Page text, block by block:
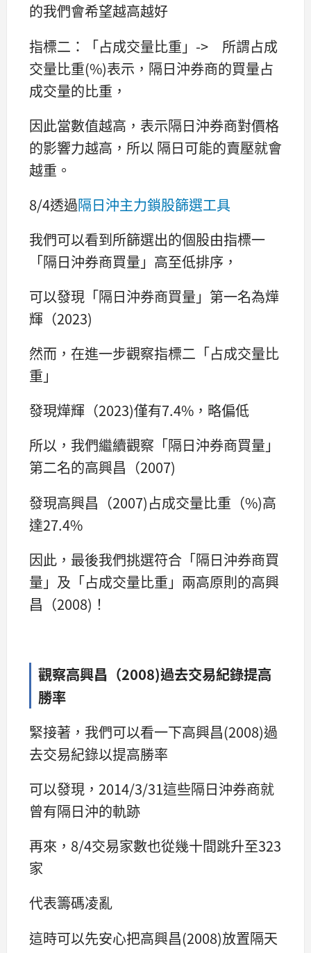
的我們會希望越高越好
指標二：「占成交量比重」-> 所謂占成
交量比重(%)表示，隔日沖券商的買量占
成交量的比重，
因此當數值越高，表示隔日沖券商對價格
的影響力越高，所以 隔日可能的賣壓就會
越重。
8/4透過隔日沖主力鎖股篩選工具
我們可以看到所篩選出的個股由指標一
「隔日沖券商買量」高至低排序，
可以發現「隔日沖券商買量」第一名為燁
輝（2023)
然而，在進一步觀察指標二「占成交量比
重」
發現燁輝（2023)僅有7.4%，略偏低
所以，我們繼續觀察「隔日沖券商買量」
第二名的高興昌（2007)
發現高興昌（2007)占成交量比重（%)高
達27.4%
因此，最後我們挑選符合「隔日沖券商買
量」及「占成交量比重」兩高原則的高興
昌（2008)！
觀察高興昌（2008)過去交易紀錄提高
勝率
緊接著，我們可以看一下高興昌(2008)過
去交易紀錄以提高勝率
可以發現，2014/3/31這些隔日沖券商就
曾有隔日沖的軌跡
再來，8/4交易家數也從幾十間跳升至323
家
代表籌碼凌亂
這時可以先安心把高興昌(2008)放置隔天